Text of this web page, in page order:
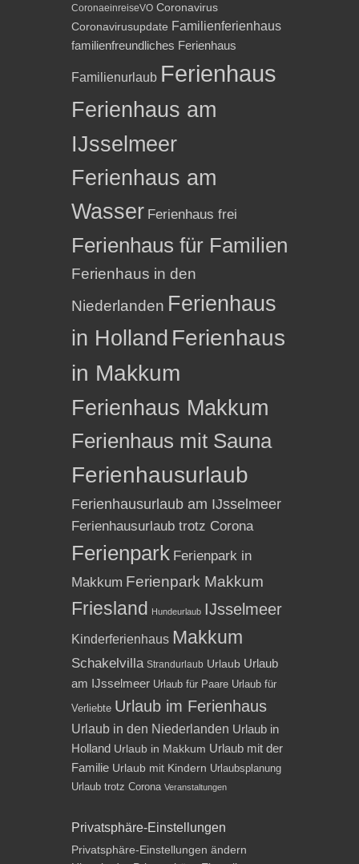
CoronaeinreiseVO Coronavirus
Coronavirusupdate Familienferienhaus
familienfreundliches Ferienhaus
Familienurlaub Ferienhaus
Ferienhaus am
IJsselmeer
Ferienhaus am
Wasser Ferienhaus frei
Ferienhaus für Familien
Ferienhaus in den
Niederlanden Ferienhaus
in Holland Ferienhaus
in Makkum
Ferienhaus Makkum
Ferienhaus mit Sauna
Ferienhausurlaub
Ferienhausurlaub am IJsselmeer
Ferienhausurlaub trotz Corona
Ferienpark Ferienpark in
Makkum Ferienpark Makkum
Friesland Hundeurlaub IJsselmeer
Kinderferienhaus Makkum
Schakelvilla Strandurlaub Urlaub Urlaub
am IJsselmeer Urlaub für Paare Urlaub für
Verliebte Urlaub im Ferienhaus
Urlaub in den Niederlanden Urlaub in
Holland Urlaub in Makkum Urlaub mit der
Familie Urlaub mit Kindern Urlaubsplanung
Urlaub trotz Corona Veranstaltungen
Privatsphäre-Einstellungen
Privatsphäre-Einstellungen ändern